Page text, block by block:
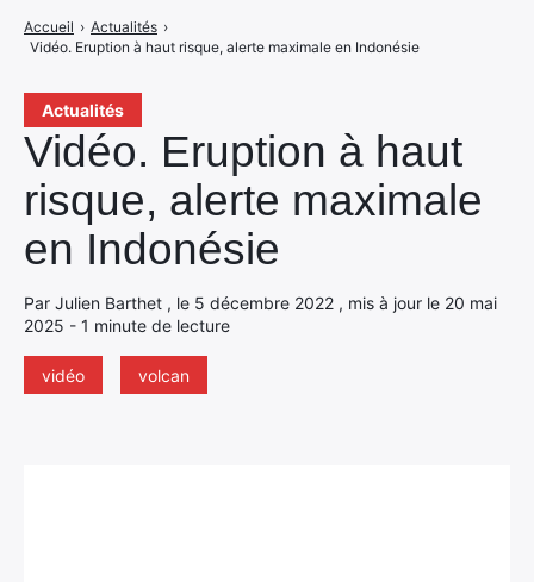
Actualités
Vidéo. Eruption à haut
risque, alerte maximale
en Indonésie
Par Julien Barthet , le 5 décembre 2022 , mis à jour le 20 mai
2025 - 1 minute de lecture
vidéo volcan
Accueil › Actualités ›
Vidéo. Eruption à haut risque, alerte maximale en Indonésie